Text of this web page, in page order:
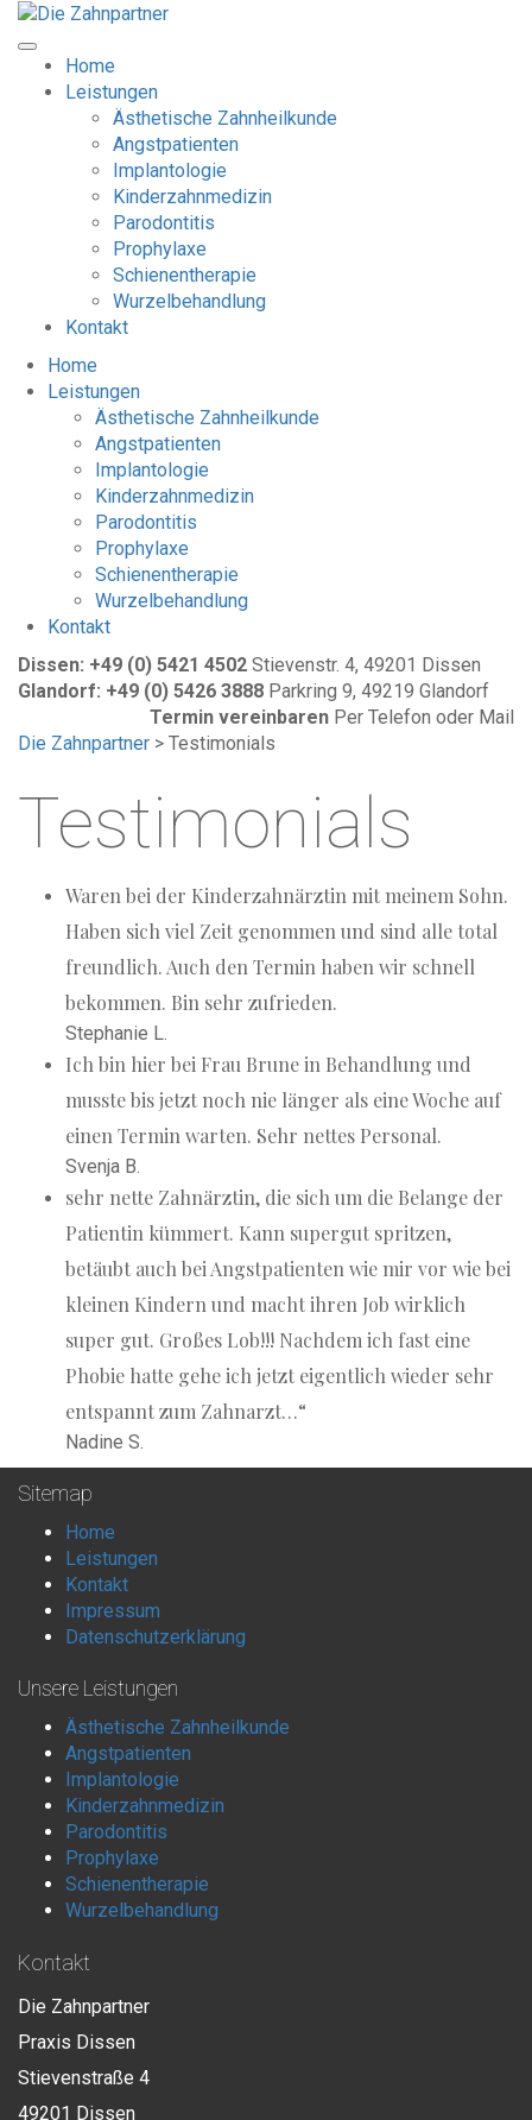
Home
Leistungen
Ästhetische Zahnheilkunde
Angstpatienten
Implantologie
Kinderzahnmedizin
Parodontitis
Prophylaxe
Schienentherapie
Wurzelbehandlung
Kontakt
Home
Leistungen
Ästhetische Zahnheilkunde
Angstpatienten
Implantologie
Kinderzahnmedizin
Parodontitis
Prophylaxe
Schienentherapie
Wurzelbehandlung
Kontakt
Dissen: +49 (0) 5421 4502 Stievenstr. 4, 49201 Dissen
Glandorf: +49 (0) 5426 3888 Parkring 9, 49219 Glandorf
Termin vereinbaren Per Telefon oder Mail
Die Zahnpartner > Testimonials
Testimonials
Waren bei der Kinderzahnärztin mit meinem Sohn.
Haben sich viel Zeit genommen und sind alle total
freundlich. Auch den Termin haben wir schnell
bekommen. Bin sehr zufrieden.
Stephanie L.
Ich bin hier bei Frau Brune in Behandlung und
musste bis jetzt noch nie länger als eine Woche auf
einen Termin warten. Sehr nettes Personal.
Svenja B.
sehr nette Zahnärztin, die sich um die Belange der
Patientin kümmert. Kann supergut spritzen,
betäubt auch bei Angstpatienten wie mir vor wie bei
kleinen Kindern und macht ihren Job wirklich
super gut. Großes Lob!!! Nachdem ich fast eine
Phobie hatte gehe ich jetzt eigentlich wieder sehr
entspannt zum Zahnarzt…“
Nadine S.
Sitemap
Home
Leistungen
Kontakt
Impressum
Datenschutzerklärung
Unsere Leistungen
Ästhetische Zahnheilkunde
Angstpatienten
Implantologie
Kinderzahnmedizin
Parodontitis
Prophylaxe
Schienentherapie
Wurzelbehandlung
Kontakt
Die Zahnpartner
Praxis Dissen
Stievenstraße 4
49201 Dissen